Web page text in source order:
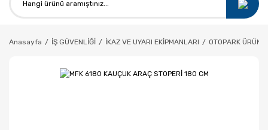
Anasayfa İŞ GÜVENLİĞİ İKAZ VE UYARI EKİPMANLARI OTOPARK